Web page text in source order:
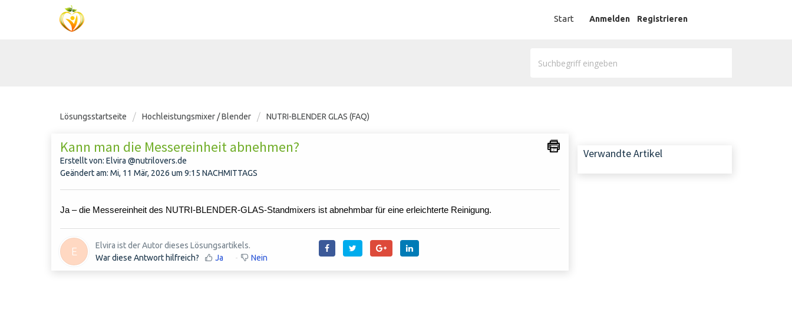
Start Anmelden Registrieren
Lösungsstartseite Hochleistungsmixer / Blender NUTRI-BLENDER GLAS (FAQ)
Kann man die Messereinheit abnehmen?
Erstellt von: Elvira @nutrilovers.de
Geändert am: Mi, 11 Mär, 2026 um 9:15 NACHMITTAGS
Ja – die Messereinheit des NUTRI-BLENDER-GLAS-Standmixers ist abnehmbar für eine erleichterte Reinigung.
E
Elvira ist der Autor dieses Lösungsartikels.
War diese Antwort hilfreich?
Ja Nein
Verwandte Artikel